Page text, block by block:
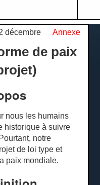
décembre Annexe
de paix
nous les humains
historique à suivre
Pourtant, notre
de loi type et
paix mondiale.